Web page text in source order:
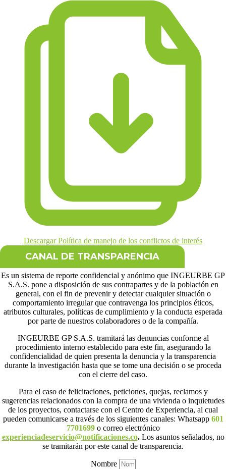
Descargar Política de manejo de los conflictos de interés
CANAL DE TRANSPARENCIA
Es un sistema de reporte confidencial y anónimo que INGEURBE GP
S.A.S. pone a disposición de sus contrapartes y de la población en
general, con el fin de prevenir y detectar cualquier situación o
comportamiento irregular que contravenga los principios éticos,
atributos culturales, políticas de cumplimiento y la conducta esperada
por parte de nuestros colaboradores o de la compañía.
INGEURBE GP S.A.S. tramitará las denuncias conforme al
procedimiento interno establecido para este fin, asegurando la
confidencialidad de quien presenta la denuncia y la transparencia
durante la investigación hasta que se tome una decisión o se proceda
con el cierre del caso.
Para el caso de felicitaciones, peticiones, quejas, reclamos y
sugerencias relacionados con la compra de una vivienda o inquietudes
de los proyectos, contactarse con el Centro de Experiencia, al cual
pueden comunicarse a través de los siguientes canales: Whatsapp 601
7701699o correo electrónico
experienciadeservicio@notificaciones.co.Los asuntos señalados, no
se tramitarán por este canal de transparencia.
Nombre